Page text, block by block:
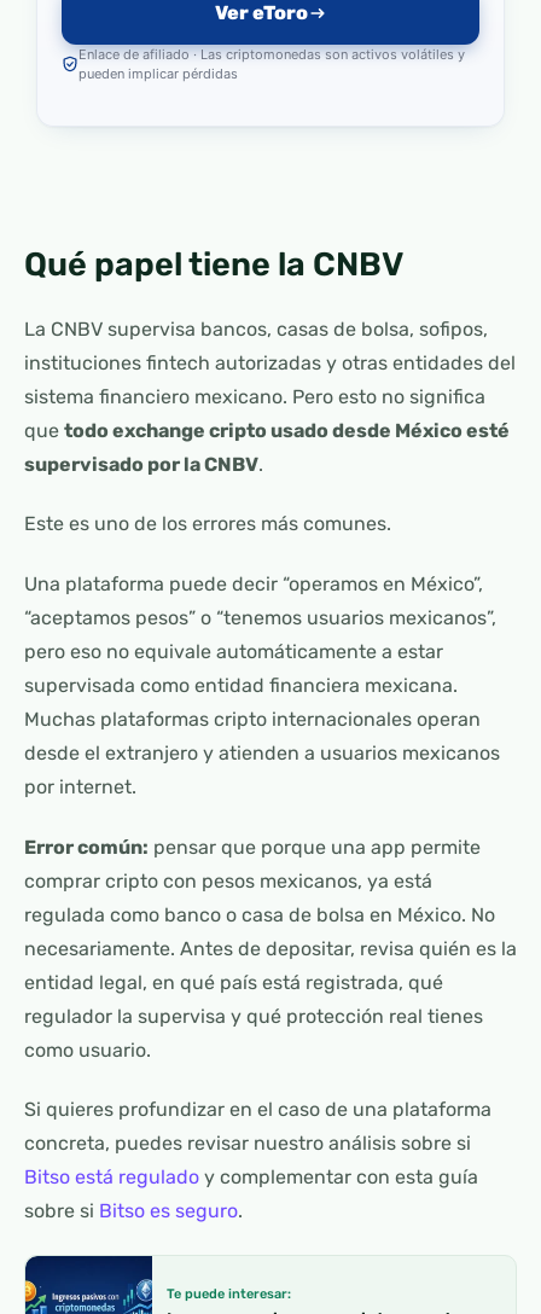
Ver eToro
Enlace de afiliado · Las criptomonedas son activos volátiles y
pueden implicar pérdidas
Qué papel tiene la CNBV
La CNBV supervisa bancos, casas de bolsa, sofipos,
instituciones fintech autorizadas y otras entidades del
sistema financiero mexicano. Pero esto no significa
que todo exchange cripto usado desde México esté
supervisado por la CNBV.
Este es uno de los errores más comunes.
Una plataforma puede decir “operamos en México”,
“aceptamos pesos” o “tenemos usuarios mexicanos”,
pero eso no equivale automáticamente a estar
supervisada como entidad financiera mexicana.
Muchas plataformas cripto internacionales operan
desde el extranjero y atienden a usuarios mexicanos
por internet.
Error común: pensar que porque una app permite
comprar cripto con pesos mexicanos, ya está
regulada como banco o casa de bolsa en México. No
necesariamente. Antes de depositar, revisa quién es la
entidad legal, en qué país está registrada, qué
regulador la supervisa y qué protección real tienes
como usuario.
Si quieres profundizar en el caso de una plataforma
concreta, puedes revisar nuestro análisis sobre si
Bitso está regulado y complementar con esta guía
sobre si Bitso es seguro.
Te puede interesar: